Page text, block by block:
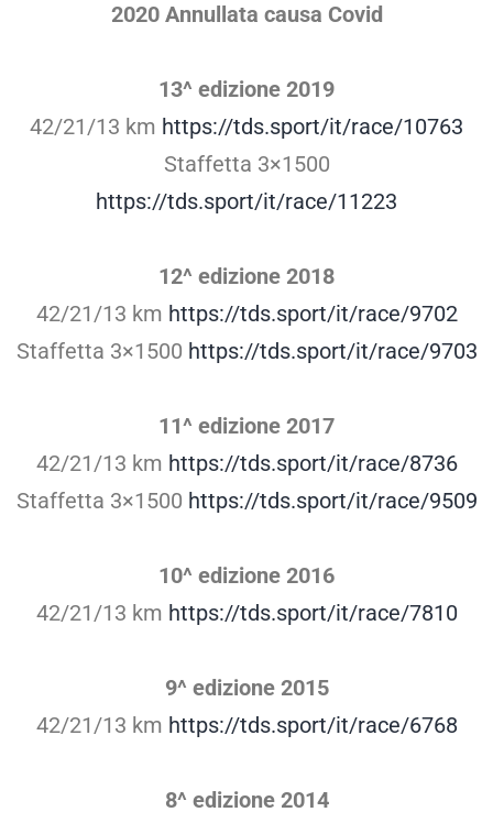
2020 Annullata causa Covid
13^ edizione 2019
42/21/13 km https://tds.sport/it/race/10763
Staffetta 3×1500
https://tds.sport/it/race/11223
12^ edizione 2018
42/21/13 km https://tds.sport/it/race/9702
Staffetta 3×1500 https://tds.sport/it/race/9703
11^ edizione 2017
42/21/13 km https://tds.sport/it/race/8736
Staffetta 3×1500 https://tds.sport/it/race/9509
10^ edizione 2016
42/21/13 km https://tds.sport/it/race/7810
9^ edizione 2015
42/21/13 km https://tds.sport/it/race/6768
8^ edizione 2014